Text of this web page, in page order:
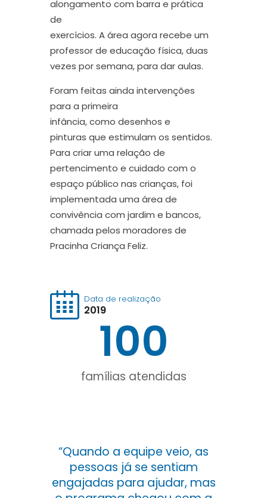
alongamento com barra e prática
de
exercícios. Aárea agora recebe um
professor de educação física, duas
vezes por semana, para dar aulas.
Foram feitas ainda intervenções
para a primeira
infância,como desenhos e
pinturas que estimulam os sentidos.
Para criar uma relação de
pertencimento e cuidado com o
espaço público nas crianças, foi
implementada uma área de
convivência com jardim e bancos,
chamada pelos moradores de
Pracinha Criança Feliz.
Data de realização
2019
100
famílias atendidas
“Quando a equipe veio, as
pessoas já se sentiam
engajadas para ajudar, mas